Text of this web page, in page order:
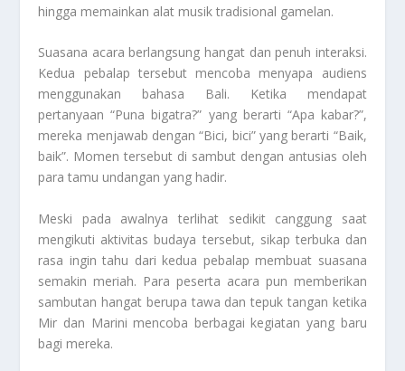
hingga memainkan alat musik tradisional gamelan.
Suasana acara berlangsung hangat dan penuh interaksi.
Kedua pebalap tersebut mencoba menyapa audiens
menggunakan bahasa Bali. Ketika mendapat
pertanyaan “Puna bigatra?” yang berarti “Apa kabar?”,
mereka menjawab dengan “Bici, bici” yang berarti “Baik,
baik”. Momen tersebut di sambut dengan antusias oleh
para tamu undangan yang hadir.
Meski pada awalnya terlihat sedikit canggung saat
mengikuti aktivitas budaya tersebut, sikap terbuka dan
rasa ingin tahu dari kedua pebalap membuat suasana
semakin meriah. Para peserta acara pun memberikan
sambutan hangat berupa tawa dan tepuk tangan ketika
Mir dan Marini mencoba berbagai kegiatan yang baru
bagi mereka.